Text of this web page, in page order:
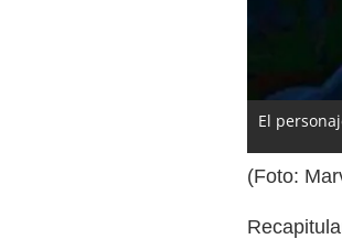
El
(Foto: